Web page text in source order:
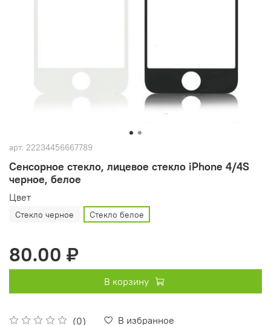
арт. 22234456667789
Сенсорное стекло, лицевое стекло iPhone 4/4S
черное, белое
(0) В избранное
Цвет
Стекло черное Стекло белое
80.00 ₽
В корзину